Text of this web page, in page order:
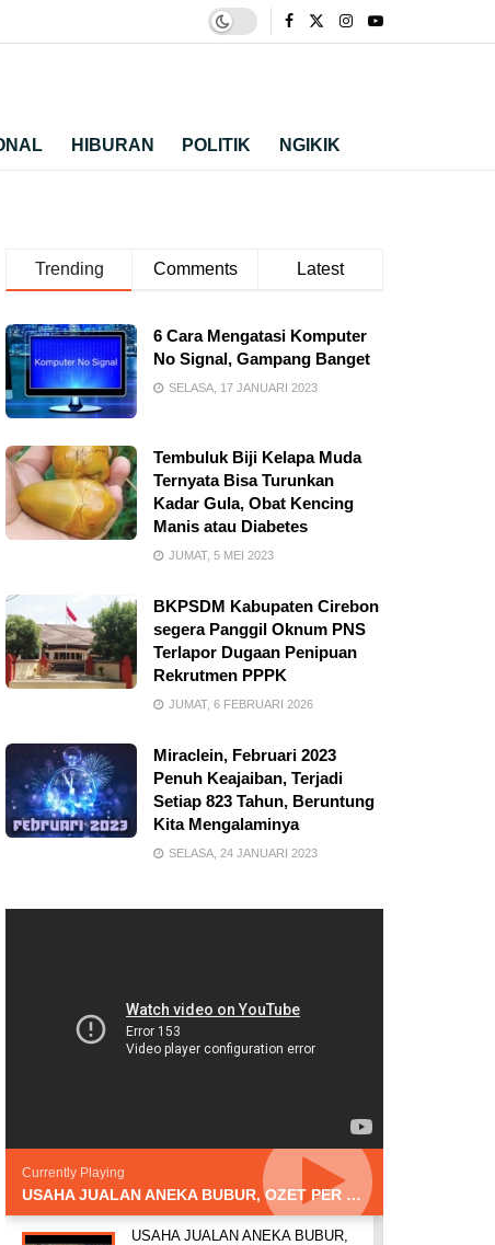
HIBURAN POLITIK NGIKIK
Trending Comments Latest
6 Cara Mengatasi Komputer
No Signal, Gampang Banget
SELASA, 17 JANUARI 2023
Tembuluk Biji Kelapa Muda
Ternyata Bisa Turunkan
Kadar Gula, Obat Kencing
Manis atau Diabetes
JUMAT, 5 MEI 2023
BKPSDM Kabupaten Cirebon
segera Panggil Oknum PNS
Terlapor Dugaan Penipuan
Rekrutmen PPPK
JUMAT, 6 FEBRUARI 2026
Miraclein, Februari 2023
Penuh Keajaiban, Terjadi
Setiap 823 Tahun, Beruntung
Kita Mengalaminya
SELASA, 24 JANUARI 2023
Currently Playing
USAHA JUALAN ANEKA BUBUR, OZET PER HARI TEMBUS RP.3 JUTA
USAHA JUALAN ANEKA BUBUR,